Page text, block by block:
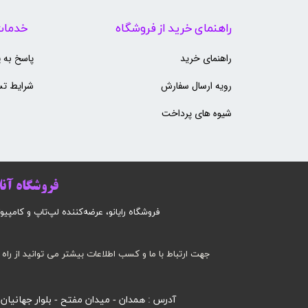
جهت ارتباط با ما و کسب اطلاعات بیشتر می توانید از
آدرس : همدان - میدان مفتح - بلوار
فروشگاه رایانو، عرضه‌کننده لپ‌تاپ و
فروشگاه
راهنمای خرید از فروشگاه
رویه ارسال سفارش
راهنمای خرید
شیوه های پرداخت
پاسخ
شرایط